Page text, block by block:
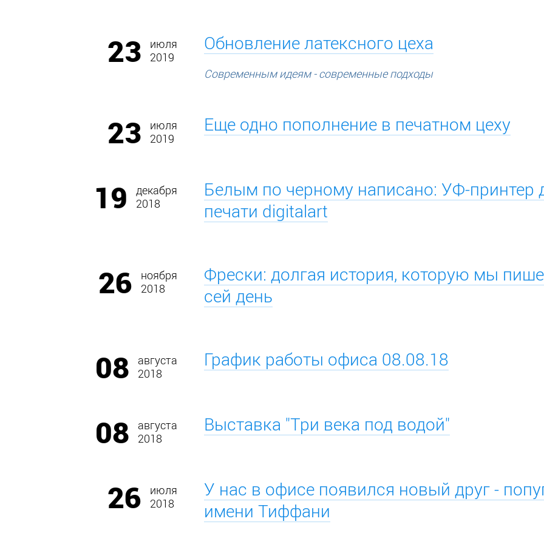
23
июля
2019
Обновление латексного цеха
Современным идеям - современные подходы
23
июля
2019
Еще одно пополнение в печатном цеху
19
декабря
2018
Белым по черному написано: УФ-принтер
печати digitalart
26
ноября
2018
Фрески: долгая история, которую мы
сей день
08
августа
2018
График работы офиса 08.08.18
08
августа
2018
Выставка "Три века под водой"
26
июля
2018
У нас в офисе появился новый друг -
имени Тиффани